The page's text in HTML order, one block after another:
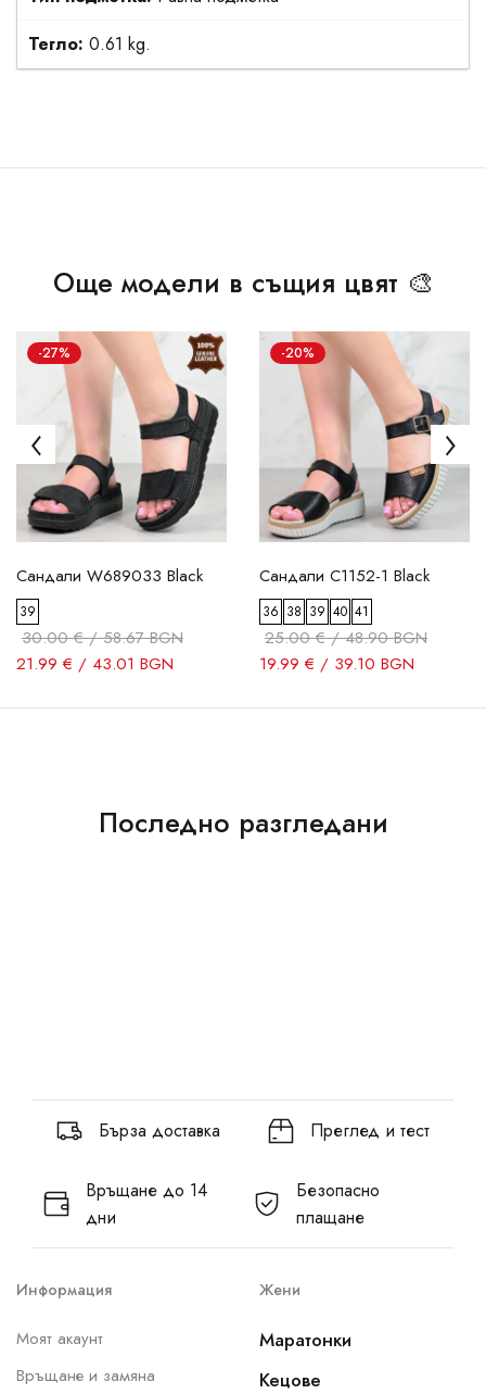
Тегло: 0.61 kg.
Още модели в същия цвят 🎨
-27%
Сандали W689033 Black
39
30.00 € / 58.67 BGN
21.99 € / 43.01 BGN
-20%
Сандали C1152-1 Black
36 38 39 40 41
25.00 € / 48.90 BGN
19.99 € / 39.10 BGN
Последно разгледани
Бърза доставка Преглед и тест
Връщане до 14
дни
Безопасно
плащане
Информация
Моят акаунт
Връщане и замяна
Жени
Маратонки
Кецове